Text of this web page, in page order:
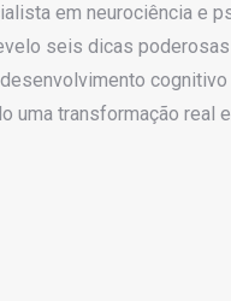
em neurociência e
seis dicas
cognitivo
uma transformação real